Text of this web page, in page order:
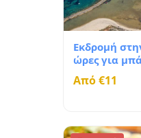
Εκδρομή
ώρες για
Από €11